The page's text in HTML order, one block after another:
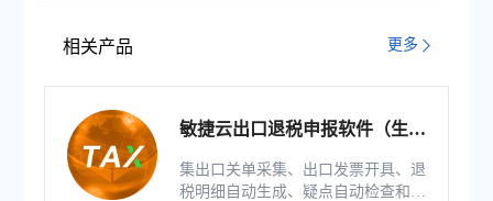
相关产品 更多
敏捷云出口退税申报软件（生产
集出口关单采集、出口发票开具、退
税明细自动生成、疑点自动检查和调